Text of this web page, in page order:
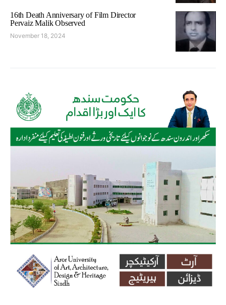
16th Death Anniversary of Film Director
Pervaiz Malik Observed
November 18, 2024